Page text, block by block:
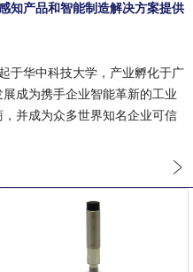
知产品和智能制造解决方案提供
于华中科技大学，产业孵化于广
成为携手企业智能革新的工业
并成为众多世界知名企业可信